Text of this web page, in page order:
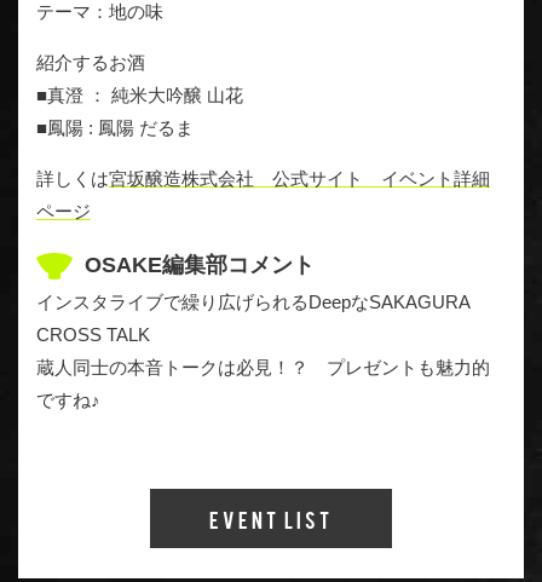
テーマ：地の味
紹介するお酒
■真澄 ： 純米大吟醸 山花
■鳳陽 : 鳳陽 だるま
詳しくは宮坂醸造株式会社 公式サイト イベント詳細
ページ
OSAKE編集部コメント
インスタライブで繰り広げられるDeepなSAKAGURA
CROSS TALK
蔵人同士の本音トークは必見！？ プレゼントも魅力的
ですね♪
Event List